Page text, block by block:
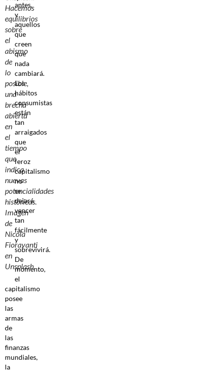
Hacemos
equilibrios
sobre
el
abismo
de
lo
posible,
una
brecha
abierta
en
el
tiempo
que
indica
nuevas
potencialidades
históricas.
Imagen
de
Nicola
Fioravanti
en
Unsplash.
antes,
y
aquellos
que
creen
que
nada
cambiará.
Los
hábitos
consumistas
están
tan
arraigados
que
el
feroz
capitalismo
no
se
dejará
vencer
tan
fácilmente
y
sobrevivirá.
De
momento,
el
capitalismo
posee
las
armas
de
las
finanzas
mundiales,
la